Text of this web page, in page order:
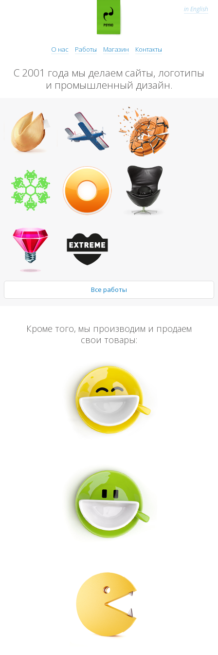
О нас Работы Магазин Контакты
in English
С 2001 года мы делаем сайты, логотипы
и промышленный дизайн.
Все работы
Кроме того, мы производим и продаем
свои товары: